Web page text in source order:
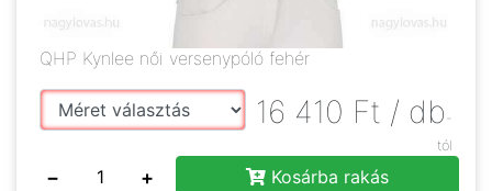
QHP Kynlee női versenypóló fehér
16 410 Ft / db -
tól
− +
Kosárba rakás